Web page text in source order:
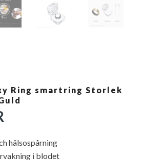
Ring smartring Storlek
hälsospårning
i blodet